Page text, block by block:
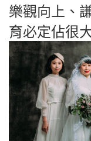
樂觀向上、
育必定佔很